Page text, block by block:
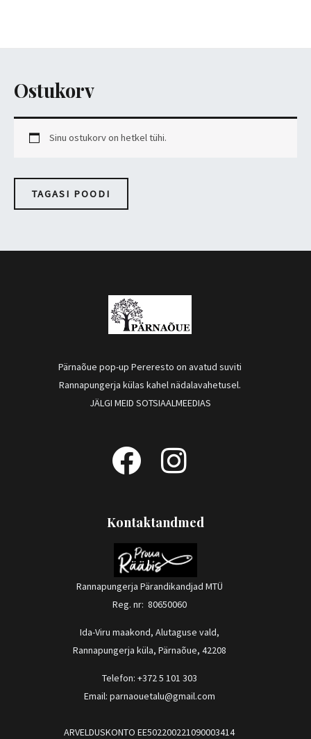
Ostukorv
Sinu ostukorv on hetkel tühi.
TAGASI POODI
Pärnaõue pop-up Pereresto on avatud suviti
Rannapungerja külas kahel nädalavahetusel.
JÄLGI MEID SOTSIAALMEEDIAS
F
c
e
b
o
o
k
I
s
t
a
g
r
a
m
Kontaktandmed
Rannapungerja Pärandikandjad MTÜ
Reg. nr: 80650060
Ida-Viru maakond, Alutaguse vald,
Rannapungerja küla, Pärnaõue, 42208
Telefon: +372 5 101 303
Email: parnaouetalu@gmail.com
ARVELDUSKONTO EE502200221090003414